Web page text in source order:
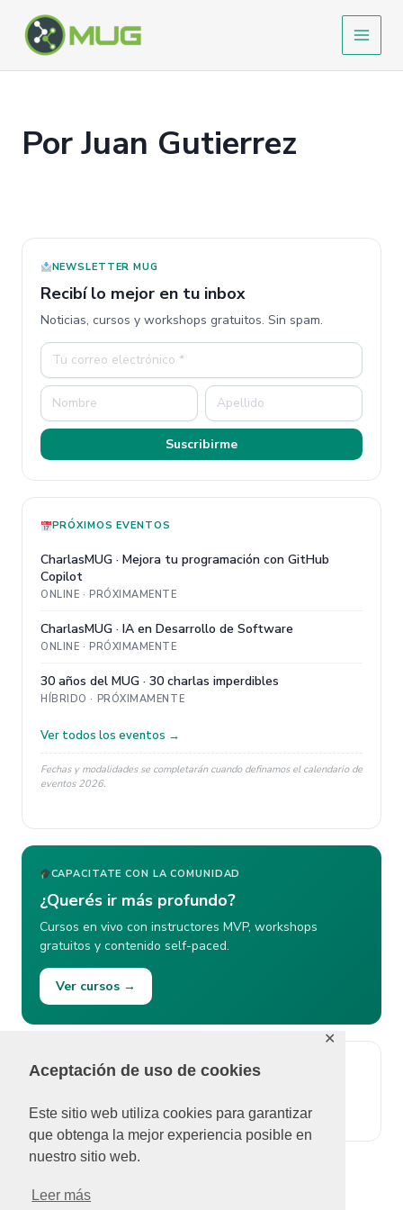
Aceptación de uso de cookies
Este sitio web utiliza cookies para garantizar
que obtenga la mejor experiencia posible en
nuestro sitio web.
Leer más
✕
contenido
Por Juan Gutierrez
NEWSLETTER MUG
Recibí lo mejor en tu inbox
Noticias, cursos y workshops gratuitos. Sin spam.
Suscribirme
PRÓXIMOS EVENTOS
CharlasMUG · Mejora tu programación con GitHub
Copilot
ONLINE · PRÓXIMAMENTE
CharlasMUG · IA en Desarrollo de Software
ONLINE · PRÓXIMAMENTE
30 años del MUG · 30 charlas imperdibles
HÍBRIDO · PRÓXIMAMENTE
Ver todos los eventos →
Fechas y modalidades se completarán cuando definamos el calendario de
eventos 2026.
CAPACITATE CON LA COMUNIDAD
¿Querés ir más profundo?
Cursos en vivo con instructores MVP, workshops
gratuitos y contenido self-paced.
Ver cursos →
ÚLTIMOS COMENTARIOS